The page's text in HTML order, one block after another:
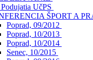
UčPS
ŠPORT A
Poprad, 09/2012
Poprad, 10/2013
Poprad, 10/2014
Senec, 10/2015